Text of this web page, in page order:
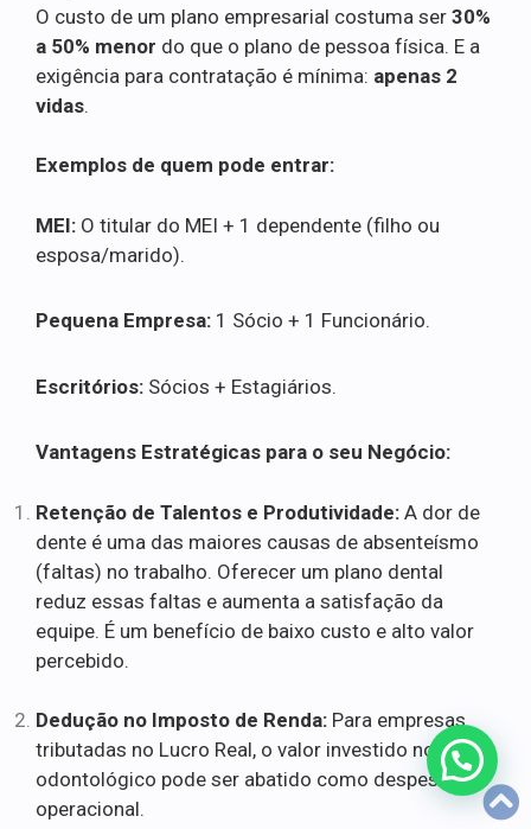
O custo de um plano empresarial costuma ser 30%
a 50% menor do que o plano de pessoa física. E a
exigência para contratação é mínima: apenas 2
vidas.
Exemplos de quem pode entrar:
MEI: O titular do MEI + 1 dependente (filho ou
esposa/marido).
Pequena Empresa: 1 Sócio + 1 Funcionário.
Escritórios: Sócios + Estagiários.
Vantagens Estratégicas para o seu Negócio:
Retenção de Talentos e Produtividade: A dor de
dente é uma das maiores causas de absenteísmo
(faltas) no trabalho. Oferecer um plano dental
reduz essas faltas e aumenta a satisfação da
equipe. É um benefício de baixo custo e alto valor
percebido.
Dedução no Imposto de Renda: Para empresas
tributadas no Lucro Real, o valor investido no plano
odontológico pode ser abatido como despesa
operacional.